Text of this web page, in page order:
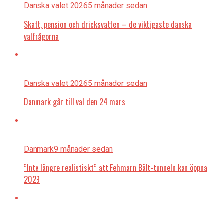
Danska valet 20265 månader sedan
Skatt, pension och dricksvatten – de viktigaste danska
valfrågorna
Danska valet 20265 månader sedan
Danmark går till val den 24 mars
Danmark9 månader sedan
”Inte längre realistiskt” att Fehmarn Bält-tunneln kan öppna
2029